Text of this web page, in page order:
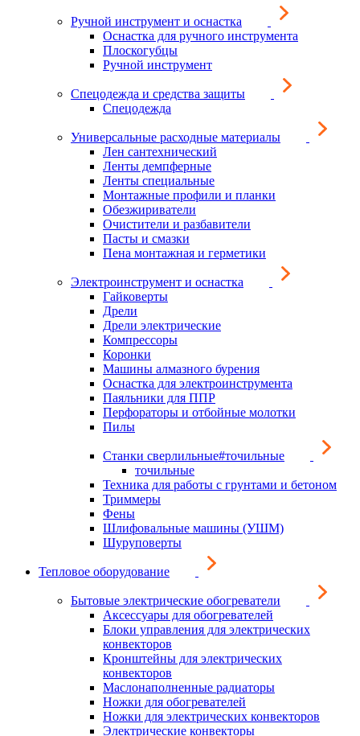
Ручной инструмент и оснастка
Оснастка для ручного инструмента
Плоскогубцы
Ручной инструмент
Спецодежда и средства защиты
Спецодежда
Универсальные расходные материалы
Лен сантехнический
Ленты демпферные
Ленты специальные
Монтажные профили и планки
Обезжириватели
Очистители и разбавители
Пасты и смазки
Пена монтажная и герметики
Электроинструмент и оснастка
Гайковерты
Дрели
Дрели электрические
Компрессоры
Коронки
Машины алмазного бурения
Оснастка для электроинструмента
Паяльники для ППР
Перфораторы и отбойные молотки
Пилы
Станки сверлильные#точильные
точильные
Техника для работы с грунтами и бетоном
Триммеры
Фены
Шлифовальные машины (УШМ)
Шуруповерты
Тепловое оборудование
Бытовые электрические обогреватели
Аксессуары для обогревателей
Блоки управления для электрических
конвекторов
Кронштейны для электрических
конвекторов
Маслонаполненные радиаторы
Ножки для обогревателей
Ножки для электрических конвекторов
Электрические конвекторы